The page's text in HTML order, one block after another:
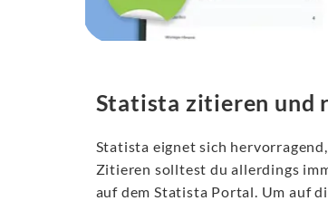
Statista zitieren und
Statista eignet sich
Zitieren solltest du allerdings
auf dem Statista Portal. Um auf